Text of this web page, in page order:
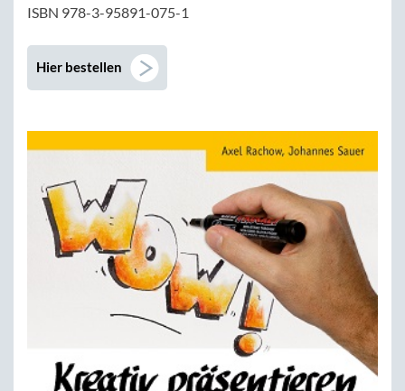
ISBN 978-3-95891-075-1
Hier bestellen